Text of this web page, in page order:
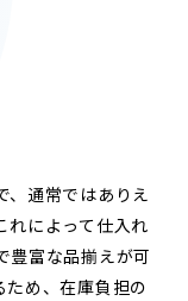
、通常ではありえ
れによって仕入れ
豊富な品揃えが可
め、在庫負担の